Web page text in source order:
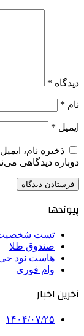
دیدگاه *
نام *
ایمیل *
ذخیره نام،
دوباره دیدگاهی
پیوندها
تست
صندوق طلا
هاست نود
وام فوری
آخرین اخبار
۱۴۰۴/۰۷/۲۵